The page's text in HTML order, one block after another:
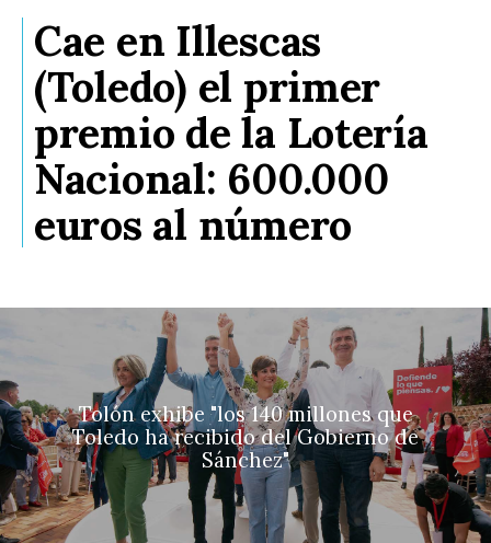
Cae en Illescas
(Toledo) el primer
premio de la Lotería
Nacional: 600.000
euros al número
Tolón exhibe "los 140 millones que
Toledo ha recibido del Gobierno de
Sánchez"